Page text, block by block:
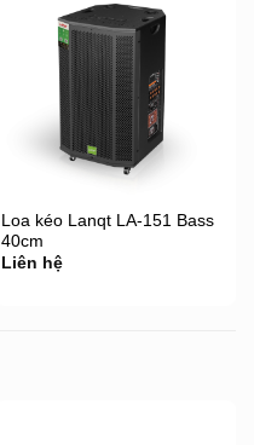
Loa kéo Lanqt LA-151 Bass
40cm
Liên hệ